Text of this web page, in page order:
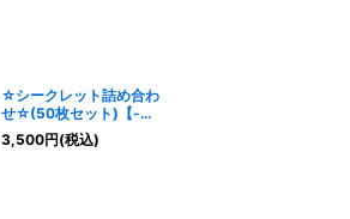
☆シークレット詰め合わ
せ☆(50枚セット)【-】
{-}《詰め合わせ》
3,500円(税込)